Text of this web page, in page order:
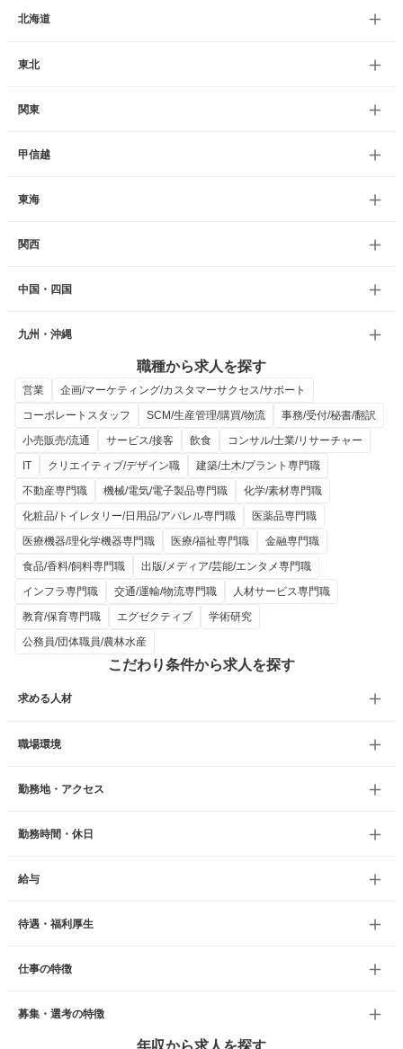
北海道
東北
関東
甲信越
東海
関西
中国・四国
九州・沖縄
職種から求人を探す
営業
企画/マーケティング/カスタマーサクセス/サポート
コーポレートスタッフ
SCM/生産管理/購買/物流
事務/受付/秘書/翻訳
小売販売/流通
サービス/接客 飲食
コンサル/士業/リサーチャー
IT
クリエイティブ/デザイン職
建築/土木/プラント専門職
不動産専門職
機械/電気/電子製品専門職
化学/素材専門職
化粧品/トイレタリー/日用品/アパレル専門職
医薬品専門職
医療機器/理化学機器専門職
医療/福祉専門職
金融専門職
食品/香料/飼料専門職
出版/メディア/芸能/エンタメ専門職
インフラ専門職
交通/運輸/物流専門職
人材サービス専門職
教育/保育専門職
エグゼクティブ
学術研究
公務員/団体職員/農林水産
こだわり条件から求人を探す
求める人材
職場環境
勤務地・アクセス
勤務時間・休日
給与
待遇・福利厚生
仕事の特徴
募集・選考の特徴
年収から求人を探す